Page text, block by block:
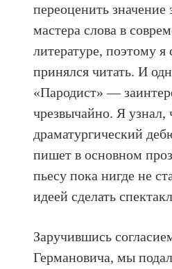
переоценить значение
мастера слова в
литературе, поэтому
принялся читать. И
«Пародист» —
чрезвычайно. Я узнал,
драматургический
пишет в основном
пьесу пока нигде не
идеей сделать
Заручившись
Германовича, мы